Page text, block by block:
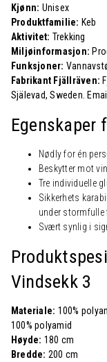
Kjønn: Unisex
Produktfamilie: Keb
Aktivitet: Trekking
Miljøinformasjon:
Funksjoner:
Fabrikant Fjällräven:
Själevad, Sweden.
Egenskaper
Nødly for én
Beskytter mot
Tre individuelle
Sikkerhets
under stormfulle
Svært synlig i
Vindsekk 3
Materiale: 100%
100% polyamid
Høyde: 180 cm
Bredde: 200 cm